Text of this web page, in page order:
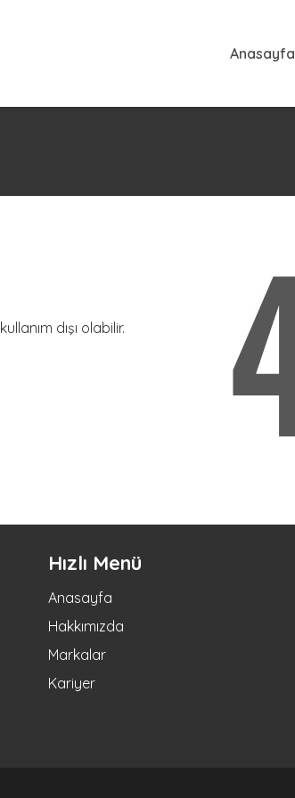
Anasayfa
dışı olabilir.
Hızlı Menü
Anasayfa
Hakkımızda
Markalar
Kariyer